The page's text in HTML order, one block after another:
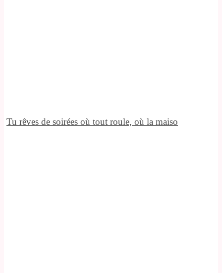
Tu rêves de soirées où tout roule, où la maiso